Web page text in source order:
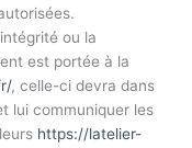
ou la
est portée à la
, celle-ci devra dans
lui communiquer les
https://latelier-